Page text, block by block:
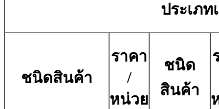
ประเภท
ชนิดสินค้า
ราคา
/
หน่วย
ชนิด
สินค้า